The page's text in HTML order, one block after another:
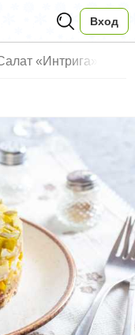
Вход
«Интрига»